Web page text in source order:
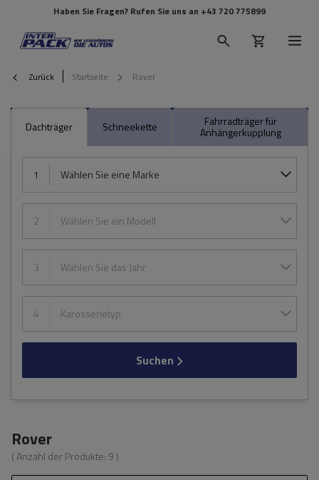
Haben Sie Fragen? Rufen Sie uns an +43 720 775899
Zurück Startseite Rover
Dachträger Schneekette Fahrradträger für
Anhängerkupplung
1 Wählen Sie eine Marke
2 Wählen Sie ein Modell
3 Wählen Sie das Jahr
4 Karosserietyp
Suchen
Rover
( Anzahl der Produkte: 9 )